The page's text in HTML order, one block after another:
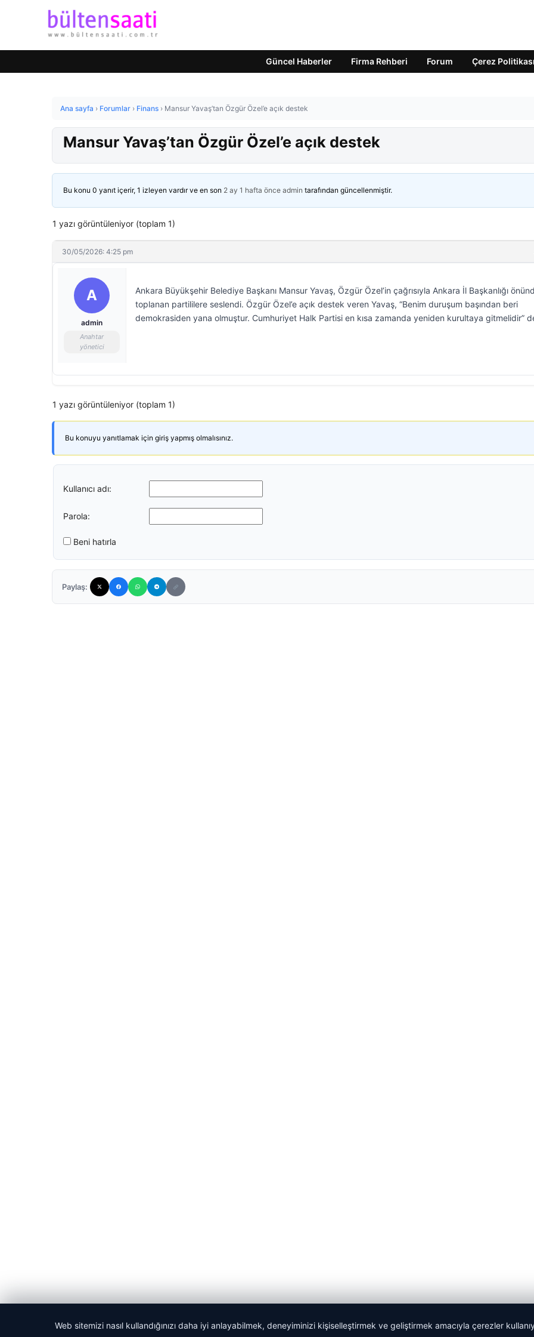
Güncel Haberler Firma Rehberi Forum Çerez Politikası
Ana sayfa › Forumlar › Finans › Mansur Yavaş’tan Özgür Özel’e açık destek
Mansur Yavaş’tan Özgür Özel’e açık destek
Bu konu 0 yanıt içerir, 1 izleyen vardır ve en son 2 ay 1 hafta önce admin tarafından güncellenmiştir.
1 yazı görüntüleniyor (toplam 1)
30/05/2026: 4:25 pm
A
admin
Anahtar
yönetici
Ankara Büyükşehir Belediye Başkanı Mansur Yavaş, Özgür Özel’in çağrısıyla Ankara İl Başkanlığı
toplanan partililere seslendi. Özgür Özel’e açık destek veren Yavaş, “Benim duruşum başından beri
demokrasiden yana olmuştur. Cumhuriyet Halk Partisi en kısa zamanda yeniden kurultaya gitmelidir”
1 yazı görüntüleniyor (toplam 1)
Bu konuyu yanıtlamak için giriş yapmış olmalısınız.
Kullanıcı adı:
Parola:
Beni hatırla
Paylaş:
Web sitemizi nasıl kullandığınızı daha iyi anlayabilmek, deneyiminizi kişiselleştirmek ve geliştirmek amacıyla çerezler